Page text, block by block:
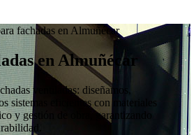
fachadas en Almuñécar
en Almuñécar
ventiladas: diseñamos,
sistemas eficientes con materiales
y gestión de obra, garantizando